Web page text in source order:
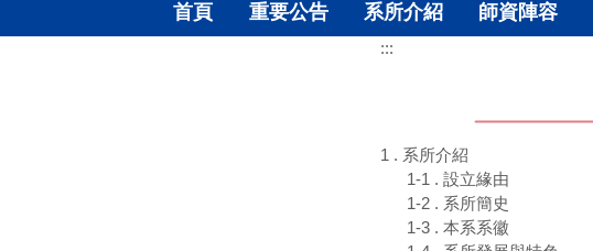
首頁 重要公告 系所介紹 師資陣容
:::
1 . 系所介紹
1-1 . 設立緣由
1-2 . 系所簡史
1-3 . 本系系徽